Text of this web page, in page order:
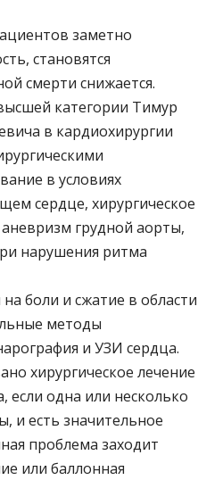
заметно
становятся
смерти снижается.
категории Тимур
в кардиохирургии
в условиях
сердце, хирургическое
грудной аорты,
нарушения ритма
боли и сжатие в области
методы
и УЗИ сердца.
хирургическое лечение
одна или несколько
и есть значительное
проблема заходит
или баллонная